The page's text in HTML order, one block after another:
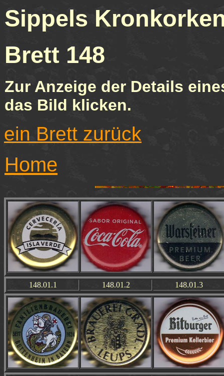
Sippels
Brett
Zur Anzeige der Details
das Bild klicken.
ein Brett zurück
Home
148.01.1 148.01.2 148.01.3